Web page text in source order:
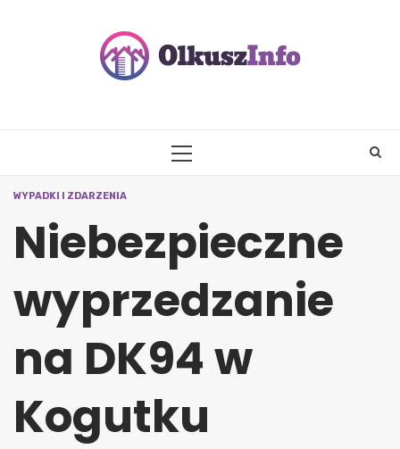
PRIMARY
WYPADKI I ZDARZENIA
Niebezpieczne
wyprzedzanie
na DK94 w
Kogutku